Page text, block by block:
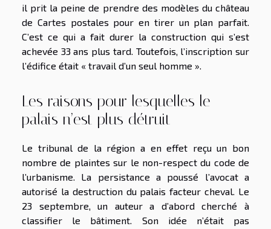
il prit la peine de prendre des modèles du château
de Cartes postales pour en tirer un plan parfait.
C’est ce qui a fait durer la construction qui s’est
achevée 33 ans plus tard. Toutefois, l’inscription sur
l’édifice était « travail d’un seul homme ».
Les raisons pour lesquelles le
palais n’est plus détruit
Le tribunal de la région a en effet reçu un bon
nombre de plaintes sur le non-respect du code de
l’urbanisme. La persistance a poussé l’avocat a
autorisé la destruction du palais facteur cheval. Le
23 septembre, un auteur a d’abord cherché à
classifier le bâtiment. Son idée n’était pas